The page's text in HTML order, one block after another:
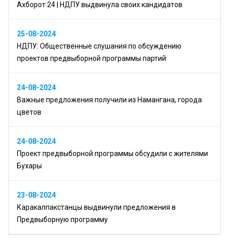
Ахборот 24 | НДПУ выдвинула своих кандидатов
25-08-2024
НДПУ: Общественные слушания по обсуждению
проектов предвыборной программы партий
24-08-2024
Важные предложения получили из Намангана, города
цветов
24-08-2024
Проект предвыборной программы обсудили с жителями
Бухары
23-08-2024
Каракалпакстанцы выдвинули предложения в
Предвыборную программу